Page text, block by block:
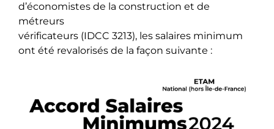
d’économistes de la construction et de
métreurs
vérificateurs (IDCC 3213), les salaires minimum
ont été revalorisés de la façon suivante :